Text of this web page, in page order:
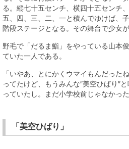
る。縦七十五センチ、横四十五センチ
五、四、三、二、一と積んでゆけば、
階段ステージとなる。その舞台で少女が
野毛で「だるま鮨」をやっている山本
ていた一人である。
「いやあ、とにかくウマイもんだった
ってたけど、もうみんな″美空ひばり″
っていたし。まだ小学校前じゃなかった
「美空ひばり」